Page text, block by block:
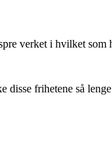
verket i hvilket som
frihetene så